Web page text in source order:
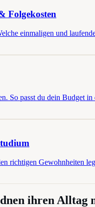
Folgekosten
einmaligen und
So passt du dein Budget in
richtigen Gewohnheiten
ihren Alltag